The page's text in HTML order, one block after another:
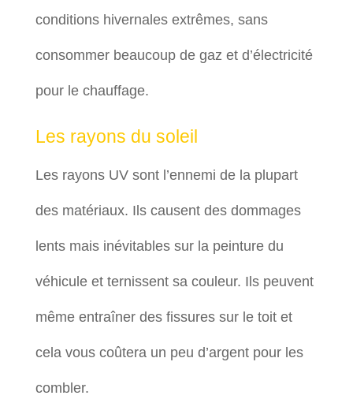
conditions hivernales extrêmes, sans
consommer beaucoup de gaz et d’électricité
pour le chauffage.
Les rayons du soleil
Les rayons UV sont l’ennemi de la plupart
des matériaux. Ils causent des dommages
lents mais inévitables sur la peinture du
véhicule et ternissent sa couleur. Ils peuvent
même entraîner des fissures sur le toit et
cela vous coûtera un peu d’argent pour les
combler.